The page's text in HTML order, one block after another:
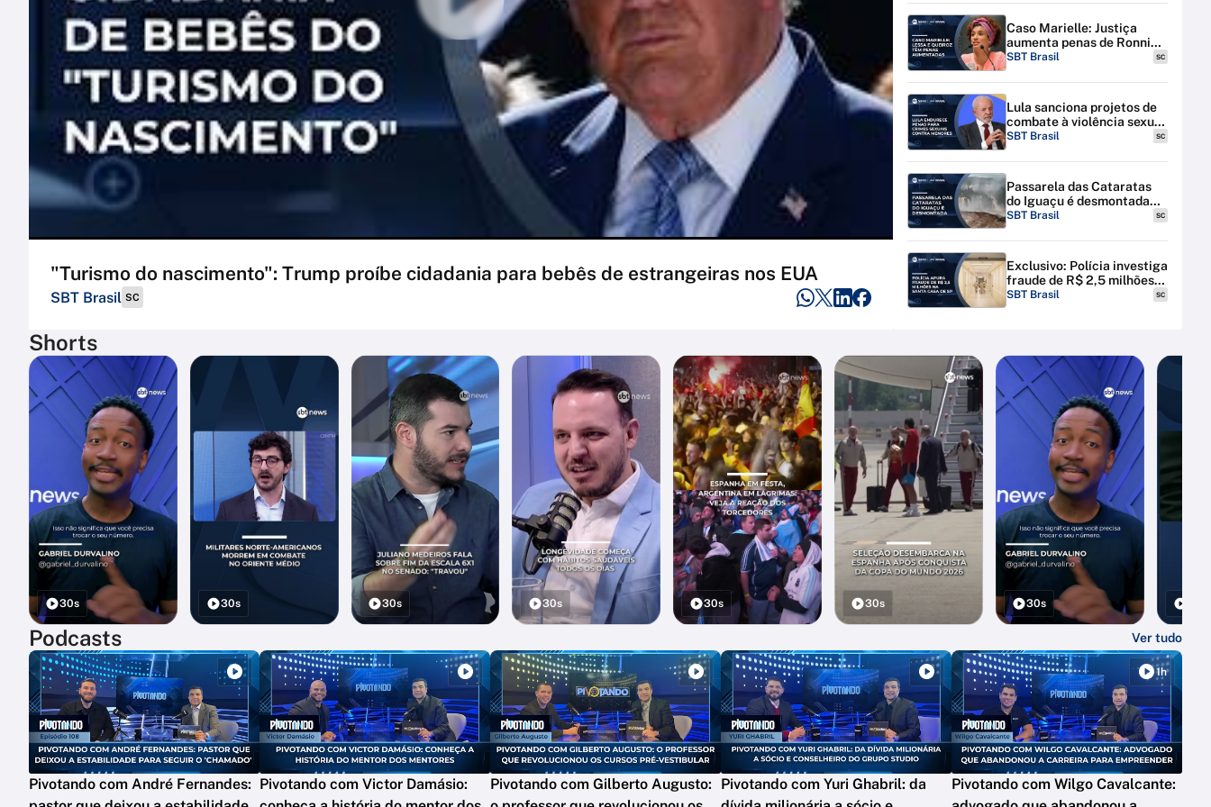
"Turismo do nascimento": Trump proíbe cidadania para bebês de estrangeiras nos EUA
SBT Brasil SC
Caso Marielle: Justiça
aumenta penas de Ronnie
Lessa e Élcio Queiroz
SBT Brasil SC
Lula sanciona projetos de
combate à violência sexual
contra menores na
SBT Brasil SC
Passarela das Cataratas
do Iguaçu é desmontada
por riscos de inundação
SBT Brasil SC
Exclusivo: Polícia investiga
fraude de R$ 2,5 milhões
na Santa Casa de SP
SBT Brasil SC
Shorts
30s 30s 30s 30s 30s 30s 30s
Podcasts Ver tudo
Pivotando com André Fernandes: Pivotando com Victor Damásio:
Pivotando com Gilberto Augusto:
Pivotando com Yuri Ghabril: da
1h
Pivotando com Wilgo Cavalcante: